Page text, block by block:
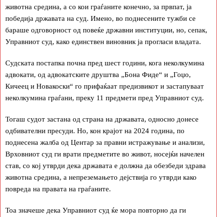
животна средина, а со кои граѓаните конечно, за првпат, ја
победија државата на суд. Имено, во поднесените тужби се
бараше одговорност од повеќе државни институции, но, сепак,
Управниот суд, како единствен виновник ја прогласи владата.
Судската постапка почна пред шест години, кога неколкумина
адвокати, од адвокатските друштва „Бона Фиде“ и „Гоџо,
Кичеец и Новакоски“ го прифаќаат предизвикот и застапуваат
неколкумина граѓани, преку 11 предмети пред Управниот суд.
Тогаш судот застана од страна на државата, односно донесе
одбивателни пресуди. Но, кон крајот на 2024 година, по
поднесена жалба од Центар за правни истражување и анализи,
Врховниот суд ги врати предметите во живот, носејќи начелен
став, со кој утврди дека државата е должна да обезбеди здрава
животна средина, а непреземањето дејствија го утврди како
повреда на правата на граѓаните.
Тоа значеше дека Управниот суд ќе мора повторно да ги